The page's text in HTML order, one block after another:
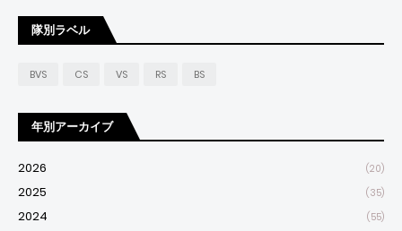
隊別ラベル
BVS CS VS RS BS
年別アーカイブ
2026 (20)
2025 (35)
2024 (55)